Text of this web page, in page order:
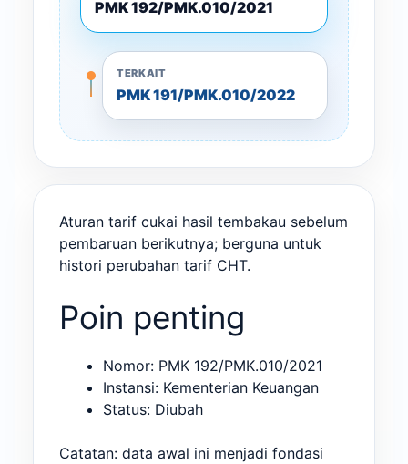
PMK 192/PMK.010/2021
TERKAIT
PMK 191/PMK.010/2022
Aturan tarif cukai hasil tembakau sebelum
pembaruan berikutnya; berguna untuk
histori perubahan tarif CHT.
Poin penting
Nomor: PMK 192/PMK.010/2021
Instansi: Kementerian Keuangan
Status: Diubah
Catatan: data awal ini menjadi fondasi